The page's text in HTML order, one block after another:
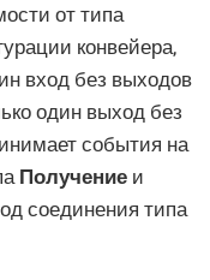
от типа
конвейера,
вход без выходов
один выход без
события на
Получение и
соединения типа